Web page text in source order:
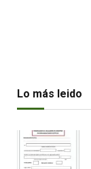
Lo más leido